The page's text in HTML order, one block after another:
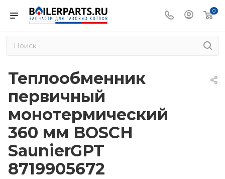
0
Теплообменник
первичный
монотермический
360 мм BOSCH
SaunierGPT
8719905672